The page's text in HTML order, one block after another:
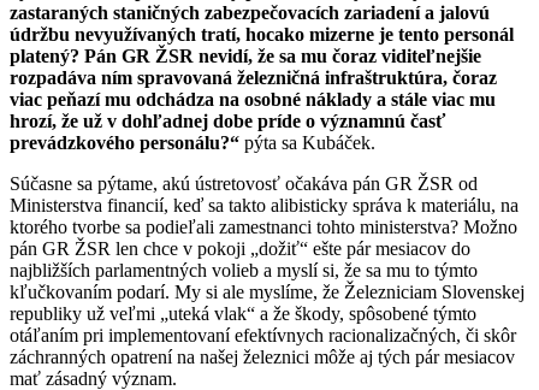
zastaraných staničných zabezpečovacích zariadení a jalovú
údržbu nevyužívaných tratí, hocako mizerne je tento personál
platený? Pán GR ŽSR nevidí, že sa mu čoraz viditeľnejšie
rozpadáva ním spravovaná železničná infraštruktúra, čoraz
viac peňazí mu odchádza na osobné náklady a stále viac mu
hrozí, že už v dohľadnej dobe príde o významnú časť
prevádzkového personálu?“ pýta sa Kubáček.
Súčasne sa pýtame, akú ústretovosť očakáva pán GR ŽSR od
Ministerstva financií, keď sa takto alibisticky správa k materiálu, na
ktorého tvorbe sa podieľali zamestnanci tohto ministerstva? Možno
pán GR ŽSR len chce v pokoji „dožiť“ ešte pár mesiacov do
najbližších parlamentných volieb a myslí si, že sa mu to týmto
kľučkovaním podarí. My si ale myslíme, že Železniciam Slovenskej
republiky už veľmi „uteká vlak“ a že škody, spôsobené týmto
otáľaním pri implementovaní efektívnych racionalizačných, či skôr
záchranných opatrení na našej železnici môže aj tých pár mesiacov
mať zásadný význam.